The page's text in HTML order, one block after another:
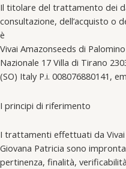
Il titolare del trattamento dei
consultazione, dell’acquisto o
è
Vivai Amazonseeds di
Nazionale 17 Villa di Tirano
(SO) Italy P.i. 008076880141,
I principi di riferimento
I trattamenti effettuati da Vivai
Giovana Patricia sono
pertinenza, finalità,